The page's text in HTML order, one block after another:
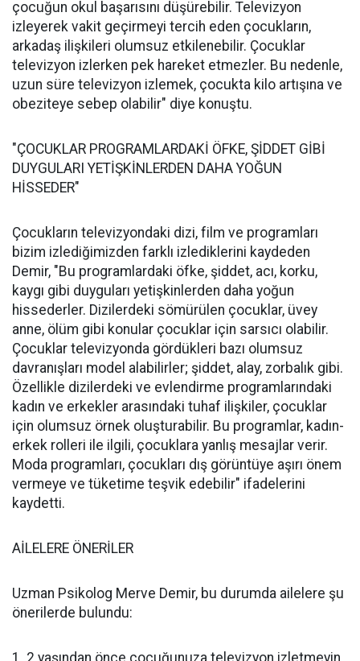
çocuğun okul başarısını düşürebilir. Televizyon
izleyerek vakit geçirmeyi tercih eden çocukların,
arkadaş ilişkileri olumsuz etkilenebilir. Çocuklar
televizyon izlerken pek hareket etmezler. Bu nedenle,
uzun süre televizyon izlemek, çocukta kilo artışına ve
obeziteye sebep olabilir" diye konuştu.
"ÇOCUKLAR PROGRAMLARDAKİ ÖFKE, ŞİDDET GİBİ
DUYGULARI YETİŞKİNLERDEN DAHA YOĞUN
HİSSEDER"
Çocukların televizyondaki dizi, film ve programları
bizim izlediğimizden farklı izlediklerini kaydeden
Demir, "Bu programlardaki öfke, şiddet, acı, korku,
kaygı gibi duyguları yetişkinlerden daha yoğun
hissederler. Dizilerdeki sömürülen çocuklar, üvey
anne, ölüm gibi konular çocuklar için sarsıcı olabilir.
Çocuklar televizyonda gördükleri bazı olumsuz
davranışları model alabilirler; şiddet, alay, zorbalık gibi.
Özellikle dizilerdeki ve evlendirme programlarındaki
kadın ve erkekler arasındaki tuhaf ilişkiler, çocuklar
için olumsuz örnek oluşturabilir. Bu programlar, kadın-
erkek rolleri ile ilgili, çocuklara yanlış mesajlar verir.
Moda programları, çocukları dış görüntüye aşırı önem
vermeye ve tüketime teşvik edebilir" ifadelerini
kaydetti.
AİLELERE ÖNERİLER
Uzman Psikolog Merve Demir, bu durumda ailelere şu
önerilerde bulundu:
1. 2 yaşından önce çocuğunuza televizyon izletmeyin.